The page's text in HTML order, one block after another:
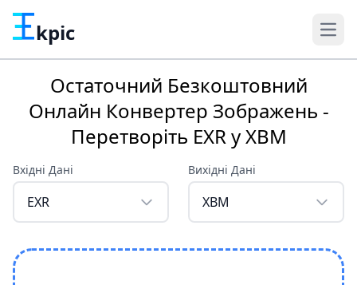
kpic
Остаточний Безкоштовний
Онлайн Конвертер Зображень -
Перетворіть EXR у XBM
Вхідні Дані
EXR
Вихідні Дані
XBM